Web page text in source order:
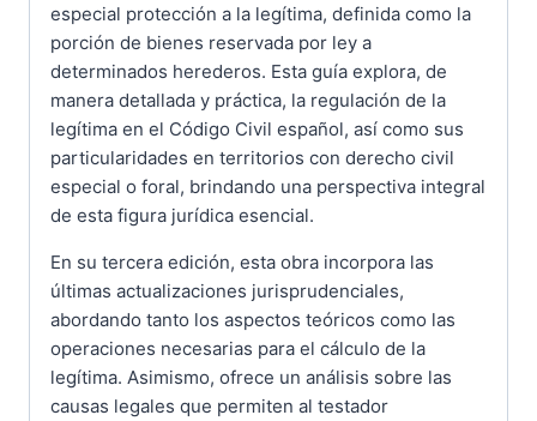
especial protección a la legítima, definida como la
porción de bienes reservada por ley a
determinados herederos. Esta guía explora, de
manera detallada y práctica, la regulación de la
legítima en el Código Civil español, así como sus
particularidades en territorios con derecho civil
especial o foral, brindando una perspectiva integral
de esta figura jurídica esencial.
En su tercera edición, esta obra incorpora las
últimas actualizaciones jurisprudenciales,
abordando tanto los aspectos teóricos como las
operaciones necesarias para el cálculo de la
legítima. Asimismo, ofrece un análisis sobre las
causas legales que permiten al testador